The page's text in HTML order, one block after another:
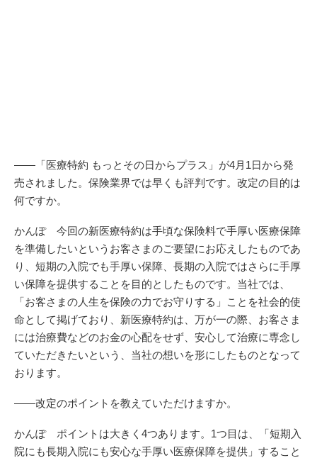
――「医療特約 もっとその日からプラス」が4月1日から発
売されました。保険業界では早くも評判です。改定の目的は
何ですか。
かんぽ 今回の新医療特約は手頃な保険料で手厚い医療保障
を準備したいというお客さまのご要望にお応えしたものであ
り、短期の入院でも手厚い保障、長期の入院ではさらに手厚
い保障を提供することを目的としたものです。当社では、
「お客さまの人生を保険の力でお守りする」ことを社会的使
命として掲げており、新医療特約は、万が一の際、お客さま
には治療費などのお金の心配をせず、安心して治療に専念し
ていただきたいという、当社の想いを形にしたものとなって
おります。
――改定のポイントを教えていただけますか。
かんぽ ポイントは大きく4つあります。1つ目は、「短期入
院にも長期入院にも安心な手厚い医療保障を提供」すること